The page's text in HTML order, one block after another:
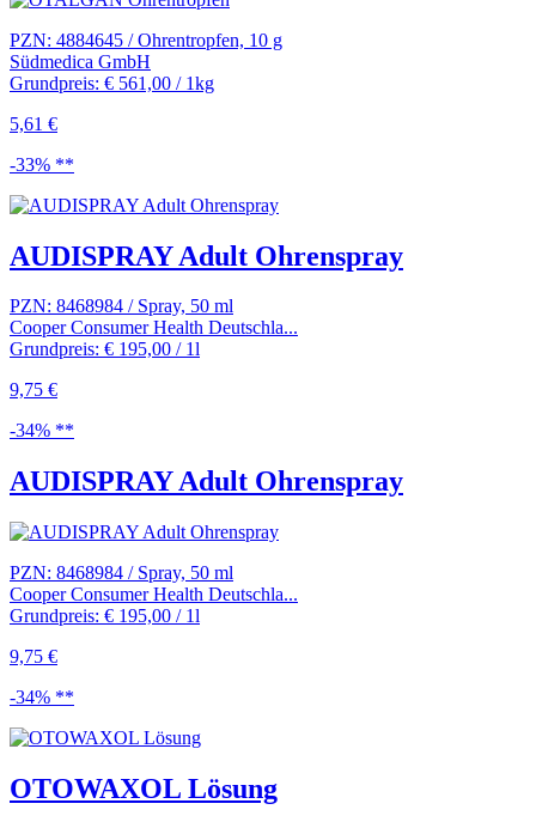
PZN: 4884645 / Ohrentropfen, 10 g
Südmedica GmbH
Grundpreis: € 561,00 / 1kg
5,61 €
-33% **
AUDISPRAY Adult Ohrenspray
PZN: 8468984 / Spray, 50 ml
Cooper Consumer Health Deutschla...
Grundpreis: € 195,00 / 1l
9,75 €
-34% **
AUDISPRAY Adult Ohrenspray
PZN: 8468984 / Spray, 50 ml
Cooper Consumer Health Deutschla...
Grundpreis: € 195,00 / 1l
9,75 €
-34% **
OTOWAXOL Lösung